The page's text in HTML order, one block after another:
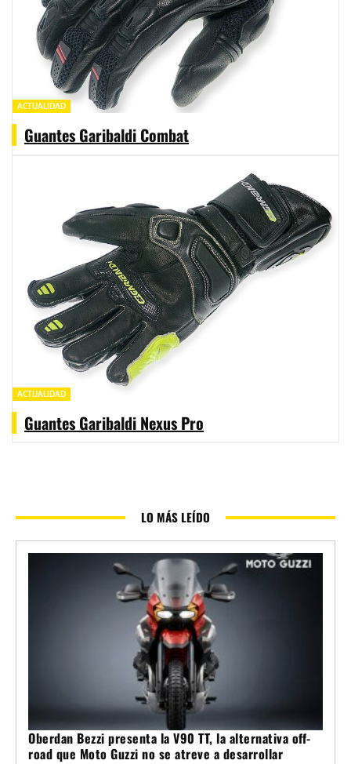
ACTUALIDAD
Guantes Garibaldi Combat
ACTUALIDAD
Guantes Garibaldi Nexus Pro
LO MÁS LEÍDO
Oberdan Bezzi presenta la V90 TT, la alternativa off-
road que Moto Guzzi no se atreve a desarrollar